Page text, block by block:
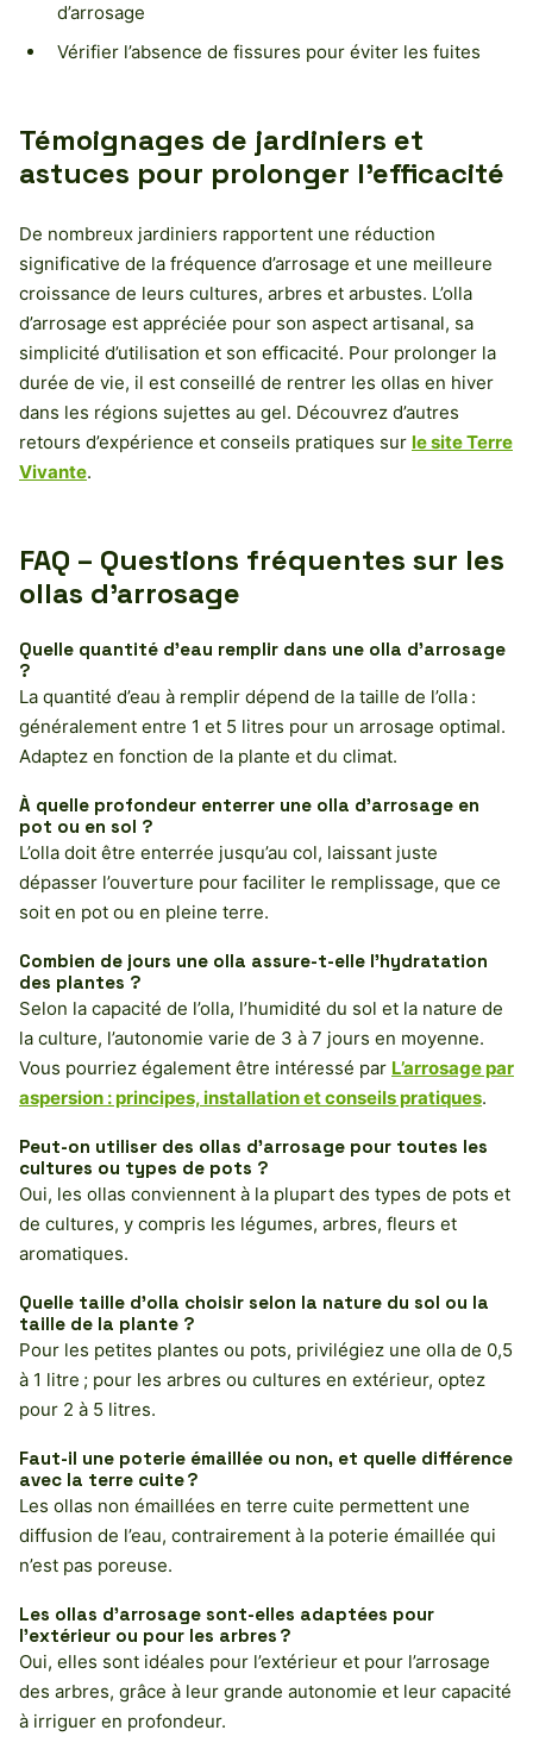
d’arrosage
Vérifier l’absence de fissures pour éviter les fuites
Témoignages de jardiniers et
astuces pour prolonger l’efficacité
De nombreux jardiniers rapportent une réduction
significative de la fréquence d’arrosage et une meilleure
croissance de leurs cultures, arbres et arbustes. L’olla
d’arrosage est appréciée pour son aspect artisanal, sa
simplicité d’utilisation et son efficacité. Pour prolonger la
durée de vie, il est conseillé de rentrer les ollas en hiver
dans les régions sujettes au gel. Découvrez d’autres
retours d’expérience et conseils pratiques sur le site Terre
Vivante.
FAQ – Questions fréquentes sur les
ollas d’arrosage
Quelle quantité d’eau remplir dans une olla d’arrosage
?
La quantité d’eau à remplir dépend de la taille de l’olla :
généralement entre 1 et 5 litres pour un arrosage optimal.
Adaptez en fonction de la plante et du climat.
À quelle profondeur enterrer une olla d’arrosage en
pot ou en sol ?
L’olla doit être enterrée jusqu’au col, laissant juste
dépasser l’ouverture pour faciliter le remplissage, que ce
soit en pot ou en pleine terre.
Combien de jours une olla assure-t-elle l’hydratation
des plantes ?
Selon la capacité de l’olla, l’humidité du sol et la nature de
la culture, l’autonomie varie de 3 à 7 jours en moyenne.
Vous pourriez également être intéressé par L’arrosage par
aspersion : principes, installation et conseils pratiques.
Peut-on utiliser des ollas d’arrosage pour toutes les
cultures ou types de pots ?
Oui, les ollas conviennent à la plupart des types de pots et
de cultures, y compris les légumes, arbres, fleurs et
aromatiques.
Quelle taille d’olla choisir selon la nature du sol ou la
taille de la plante ?
Pour les petites plantes ou pots, privilégiez une olla de 0,5
à 1 litre ; pour les arbres ou cultures en extérieur, optez
pour 2 à 5 litres.
Faut-il une poterie émaillée ou non, et quelle différence
avec la terre cuite ?
Les ollas non émaillées en terre cuite permettent une
diffusion de l’eau, contrairement à la poterie émaillée qui
n’est pas poreuse.
Les ollas d’arrosage sont-elles adaptées pour
l’extérieur ou pour les arbres ?
Oui, elles sont idéales pour l’extérieur et pour l’arrosage
des arbres, grâce à leur grande autonomie et leur capacité
à irriguer en profondeur.